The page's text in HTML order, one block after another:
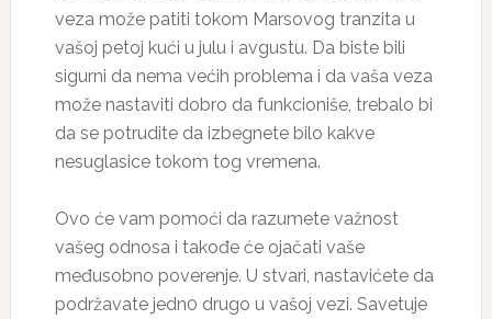
veza može patiti tokom Marsovog tranzita u
vašoj petoj kući u julu i avgustu. Da biste bili
sigurni da nema većih problema i da vaša veza
može nastaviti dobro da funkcioniše, trebalo bi
da se potrudite da izbegnete bilo kakve
nesuglasice tokom tog vremena.
Ovo će vam pomoći da razumete važnost
vašeg odnosa i takođe će ojačati vaše
međusobno poverenje. U stvari, nastavićete da
podržavate jedn0 drugo u vašoj vezi. Savetuje